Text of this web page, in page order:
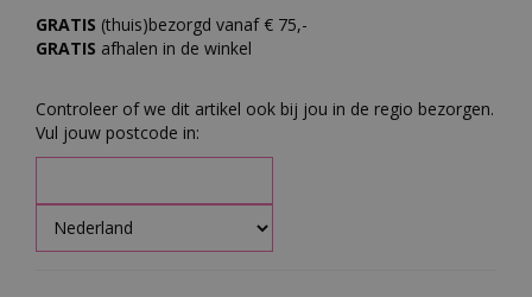
GRATIS (thuis)bezorgd vanaf € 75,-
GRATIS afhalen in de winkel
Controleer of we dit artikel ook bij jou in de regio bezorgen.
Vul jouw postcode in: